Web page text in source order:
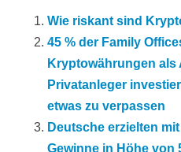
Wie riskant sind
45 % der Family
Kryptowährungen als
Privatanleger
etwas zu verpassen
Deutsche erzielten
Gewinne in Höhe von